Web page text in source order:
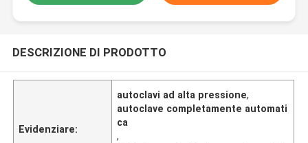
DESCRIZIONE DI PRODOTTO
Evidenziare:
autoclavi ad alta pressione,
autoclave completamente automati
ca
,